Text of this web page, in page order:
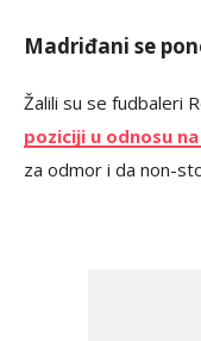
Madriđani se
Žalili su se fudbaleri
poziciji u odnosu
za odmor i da non-